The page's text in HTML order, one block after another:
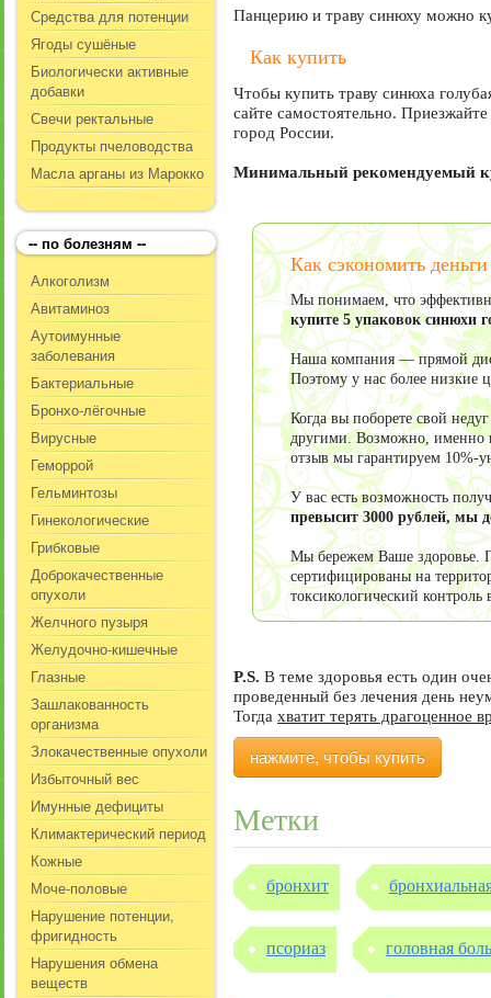
Средства для потенции
Ягоды сушёные
Биологически активные
добавки
Свечи ректальные
Продукты пчеловодства
Масла арганы из Марокко
-- по болезням --
Алкоголизм
Авитаминоз
Аутоимунные
заболевания
Бактериальные
Бронхо-лёгочные
Вирусные
Геморрой
Гельминтозы
Гинекологические
Грибковые
Доброкачественные
опухоли
Желчного пузыря
Желудочно-кишечные
Глазные
Зашлакованность
организма
Злокачественные опухоли
Избыточный вес
Имунные дефициты
Климактерический период
Кожные
Моче-половые
Нарушение потенции,
фригидность
Нарушения обмена
веществ
Панцерию и траву синюху можно
Как купить
Чтобы купить траву синюха
сайте самостоятельно.
город России.
Минимальный рекомендуемый
Как сэкономить
Мы понимаем, что
купите 5 упаковок синюхи
Наша компания — прямой
Поэтому у нас более низкие
Когда вы поборете свой
другими. Возможно, именно
отзыв мы гарантируем 10%-
У вас есть возможность
превысит 3000 рублей, мы
Мы бережем Ваше здоровье.
сертифицированы на
токсикологический контроль
P.S. В теме здоровья есть один
проведенный без лечения день
Тогда хватит терять драгоценное
нажмите, чтобы купить
Метки
бронхит
псориаз головная боль